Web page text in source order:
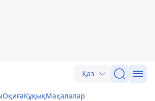
Қаз
ОқиғаҚұқықМақалалар